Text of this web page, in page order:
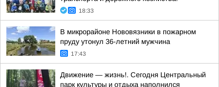
18:33
В микрорайоне Нововязники в пожарном
пруду утонул 36-летний мужчина
17:43
Движение — жизнь!. Сегодня Центральный
парк культуры и отдыха наполнился